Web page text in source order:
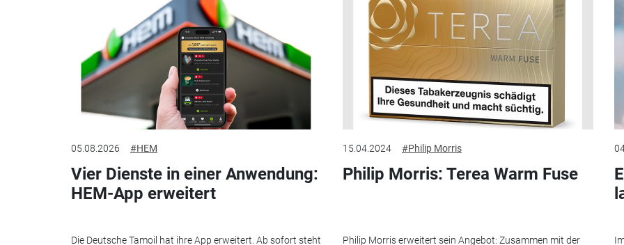
05.08.2026 #HEM
Vier Dienste in einer Anwendung:
HEM-App erweitert
Die Deutsche Tamoil hat ihre App erweitert. Ab sofort steht
15.04.2024 #Philip Morris
Philip Morris: Terea Warm Fuse
Philip Morris erweitert sein Angebot: Zusammen mit der